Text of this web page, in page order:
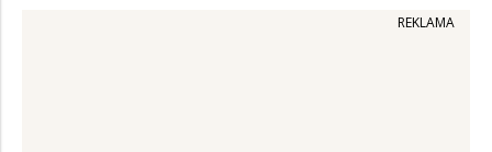
REKLAMA